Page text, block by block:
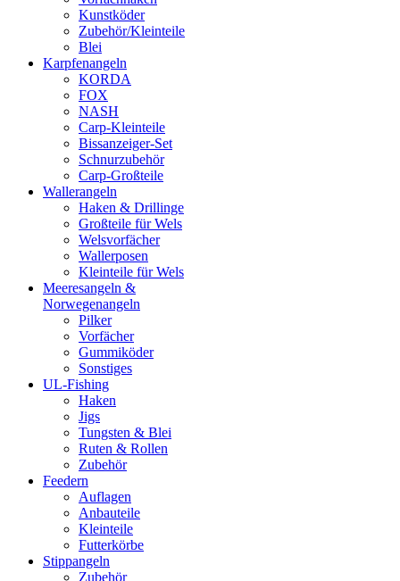
Kunstköder
Zubehör/Kleinteile
Blei
Karpfenangeln
KORDA
FOX
NASH
Carp-Kleinteile
Bissanzeiger-Set
Schnurzubehör
Carp-Großteile
Wallerangeln
Haken & Drillinge
Großteile für Wels
Welsvorfächer
Wallerposen
Kleinteile für Wels
Meeresangeln &
Norwegenangeln
Pilker
Vorfächer
Gummiköder
Sonstiges
UL-Fishing
Haken
Jigs
Tungsten & Blei
Ruten & Rollen
Zubehör
Feedern
Auflagen
Anbauteile
Kleinteile
Futterkörbe
Stippangeln
Zubehör